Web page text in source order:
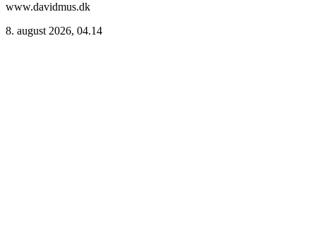
www.davidmus.dk
8. august 2026, 04.14